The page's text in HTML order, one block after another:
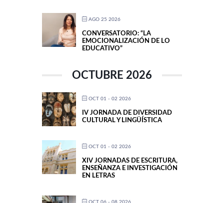
AGO 25 2026
CONVERSATORIO: “LA
EMOCIONALIZACIÓN DE LO
EDUCATIVO”
OCTUBRE 2026
OCT 01 - 02 2026
IV JORNADA DE DIVERSIDAD
CULTURAL Y LINGÜÍSTICA
OCT 01 - 02 2026
XIV JORNADAS DE ESCRITURA,
ENSEÑANZA E INVESTIGACIÓN
EN LETRAS